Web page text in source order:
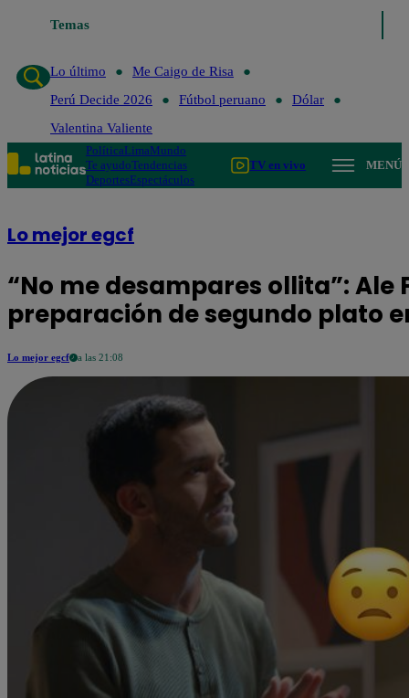
Temas
Lo último
Me Caigo de Risa
Perú Decide 2026
Fútbol peruano
Dólar
Valentina Valiente
PolíticaLimaMundo
Te ayudoTendencias
DeportesEspectáculos
TV en vivo MENÚ
Lo mejor egcf
“No me desampares ollita”:
preparación de segundo plato
Lo mejor egcf a las 21:08